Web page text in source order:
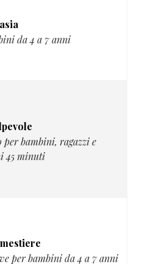
da 4 a 7 anni
bambini, ragazzi e
45 minuti
per bambini da 4 a 7 anni